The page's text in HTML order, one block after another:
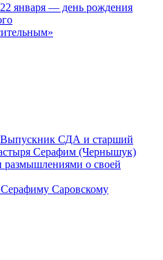
22 января — день рождения
Выпускник СДА и старший
Серафим (Чернышук)
размышлениями о своей
Cаровскому